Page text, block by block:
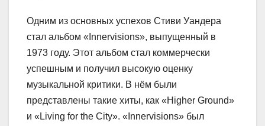
Одним из основных успехов Стиви Уандера
стал альбом «Innervisions», выпущенный в
1973 году. Этот альбом стал коммерчески
успешным и получил высокую оценку
музыкальной критики. В нём были
представлены такие хиты, как «Higher Ground»
и «Living for the City». «Innervisions» был